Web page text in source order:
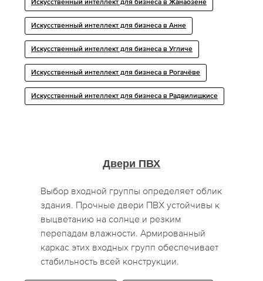
Искусственный интеллект для бизнеса в Жанаозене
Искусственный интеллект для бизнеса в Анне
Искусственный интеллект для бизнеса в Угличе
Искусственный интеллект для бизнеса в Рогачёве
Искусственный интеллект для бизнеса в Радвилишкисе
Двери ПВХ
Выбор входной группы определяет облик
здания. Прочные двери ПВХ устойчивы к
выцветанию на солнце и резким
перепадам влажности. Армированный
каркас этих входных групп обеспечивает
стабильность всей конструкции.